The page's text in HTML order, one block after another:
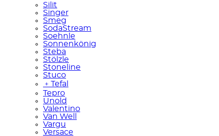
Silit
Singer
Smeg
SodaStream
Soehnle
Sonnenkönig
Steba
Stölzle
Stoneline
Stuco
﹢ Tefal
Tepro
Unold
Valentino
Van Well
Vargu
Versace